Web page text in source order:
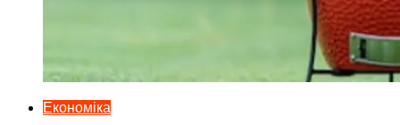
Економіка